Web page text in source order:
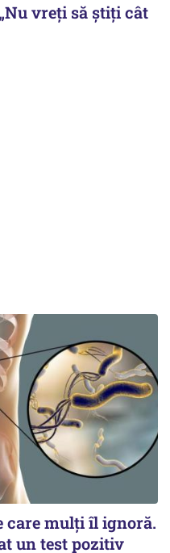
vreți să știți cât
care mulți îl ignoră.
un test pozitiv